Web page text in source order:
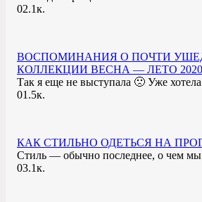
02.1к.
ВОСПОМИНАНИЯ О ПОЧТИ
КОЛЛЕКЦИИ ВЕСНА — ЛЕТО 2020
Так я еще не выступала 🙁 Уже
01.5к.
КАК СТИЛЬНО ОДЕТЬСЯ НА
Стиль — обычно последнее, о чем мы
03.1к.